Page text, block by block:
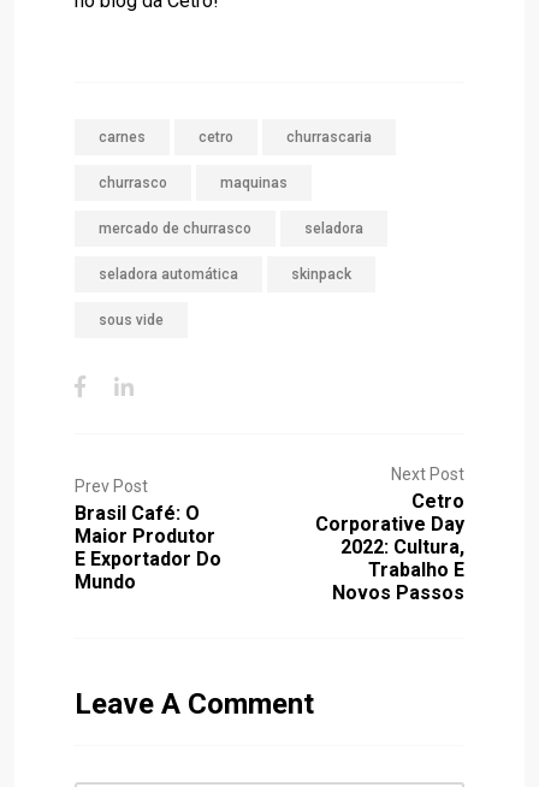
carnes cetro churrascaria
churrasco maquinas
mercado de churrasco seladora
seladora automática skinpack
sous vide
Prev Post
Brasil Café: O
Maior Produtor
E Exportador Do
Mundo
Next Post
Cetro
Corporative Day
2022: Cultura,
Trabalho E
Novos Passos
Leave A Comment